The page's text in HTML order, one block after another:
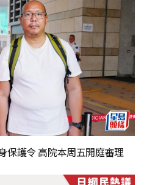
保護令 高院本周五開庭審理